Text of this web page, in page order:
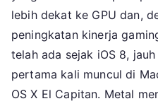
lebih dekat ke GPU dan,
peningkatan kinerja
telah ada sejak iOS 8,
pertama kali muncul di
OS X El Capitan. Metal